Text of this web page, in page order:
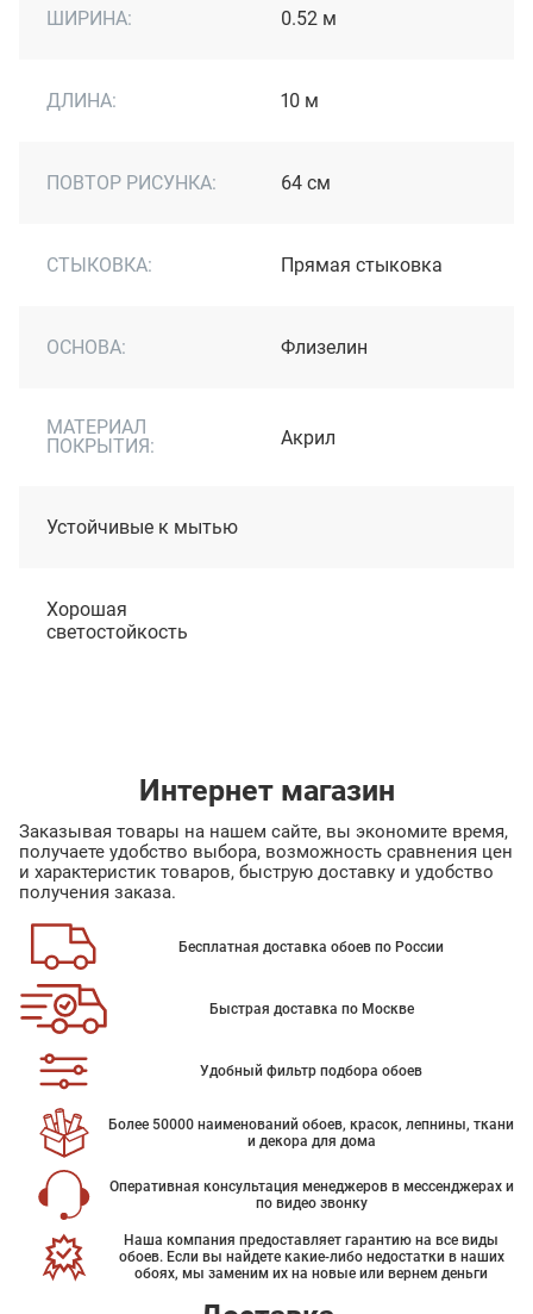
ШИРИНА: 0.52 м
ДЛИНА: 10 м
ПОВТОР РИСУНКА: 64 см
СТЫКОВКА: Прямая стыковка
ОСНОВА: Флизелин
МАТЕРИАЛ
ПОКРЫТИЯ:
Акрил
Устойчивые к мытью
Хорошая
светостойкость
Интернет магазин
Заказывая товары на нашем сайте, вы экономите время,
получаете удобство выбора, возможность сравнения цен
и характеристик товаров, быструю доставку и удобство
получения заказа.
Бесплатная доставка обоев по России
Быстрая доставка по Москве
Удобный фильтр подбора обоев
Более 50000 наименований обоев, красок, лепнины, ткани
и декора для дома
Оперативная консультация менеджеров в мессенджерах и
по видео звонку
Наша компания предоставляет гарантию на все виды
обоев. Если вы найдете какие-либо недостатки в наших
обоях, мы заменим их на новые или вернем деньги